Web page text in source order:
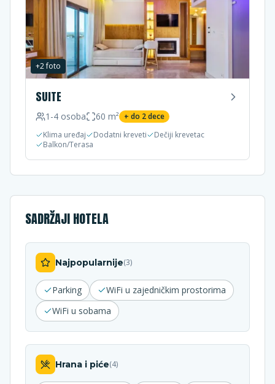
+2foto
SUITE
1-4 osoba 60 m² + do 2dece
Klima uređaj
Dodatni kreveti
Dečiji krevetac
Balkon/Terasa
SADRŽAJI HOTELA
Najpopularnije(3)
Parking
WiFi u zajedničkim prostorima
WiFi u sobama
Hrana i piće(4)